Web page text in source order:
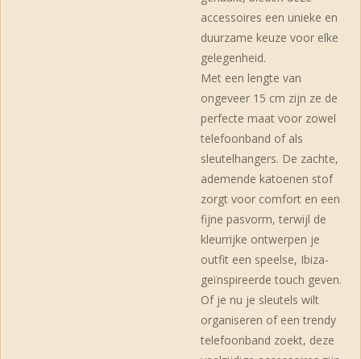
accessoires een unieke en
duurzame keuze voor elke
gelegenheid.
Met een lengte van
ongeveer 15 cm zijn ze de
perfecte maat voor zowel
telefoonband of als
sleutelhangers. De zachte,
ademende katoenen stof
zorgt voor comfort en een
fijne pasvorm, terwijl de
kleurrijke ontwerpen je
outfit een speelse, Ibiza-
geïnspireerde touch geven.
Of je nu je sleutels wilt
organiseren of een trendy
telefoonband zoekt, deze